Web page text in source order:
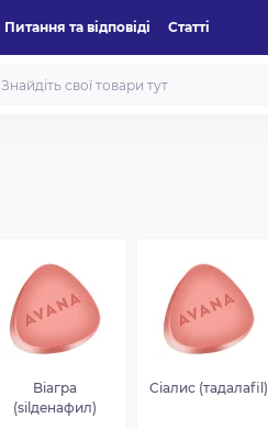
Питання та відповіді Статті
Biaгра
(silдeнафил)
Ciaлис (тадалafil)